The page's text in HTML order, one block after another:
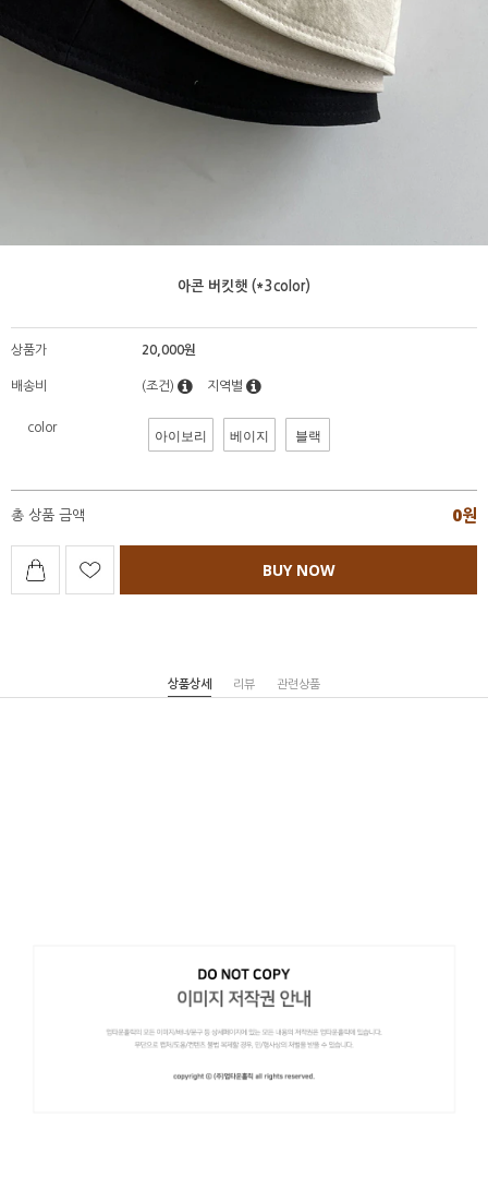
아콘 버킷햇 (*3color)
상품가 20,000원
배송비 (조건) 지역별
color 아이보리 베이지 블랙
총 상품 금액 0원
BUY NOW
상품상세 리뷰 관련상품